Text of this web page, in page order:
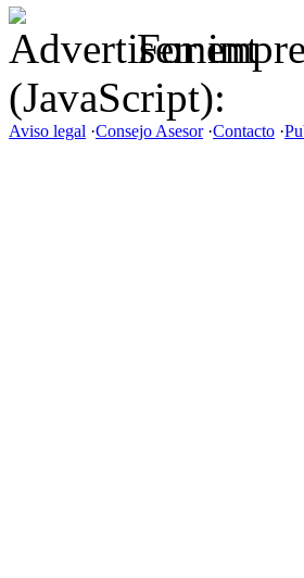
For
(JavaScript):
Aviso legal ·Consejo Asesor·Contacto ·